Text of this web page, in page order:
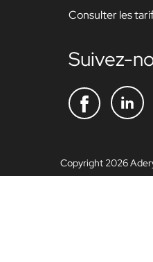
Consulter les
Suivez-
Copyright 2026